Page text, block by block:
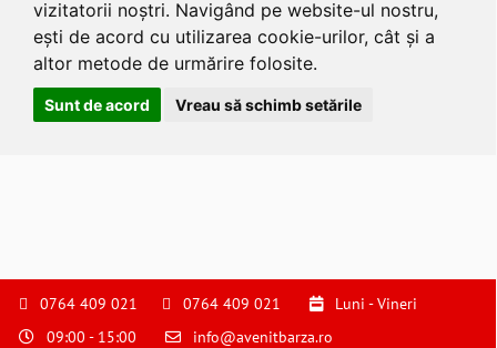
vizitatorii noștri. Navigând pe website-ul nostru,
ești de acord cu utilizarea cookie-urilor, cât și a
altor metode de urmărire folosite.
Sunt de acord Vreau să schimb setările
S
pentru0764 409 021 0764 409 021
Luni - Vineri
09:00 - 15:00
info@avenitbarza.ro